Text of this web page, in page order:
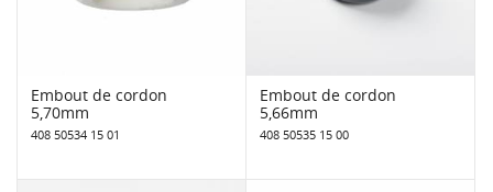
Embout de cordon
5,70mm
408 50534 15 01
Embout de cordon
5,66mm
408 50535 15 00